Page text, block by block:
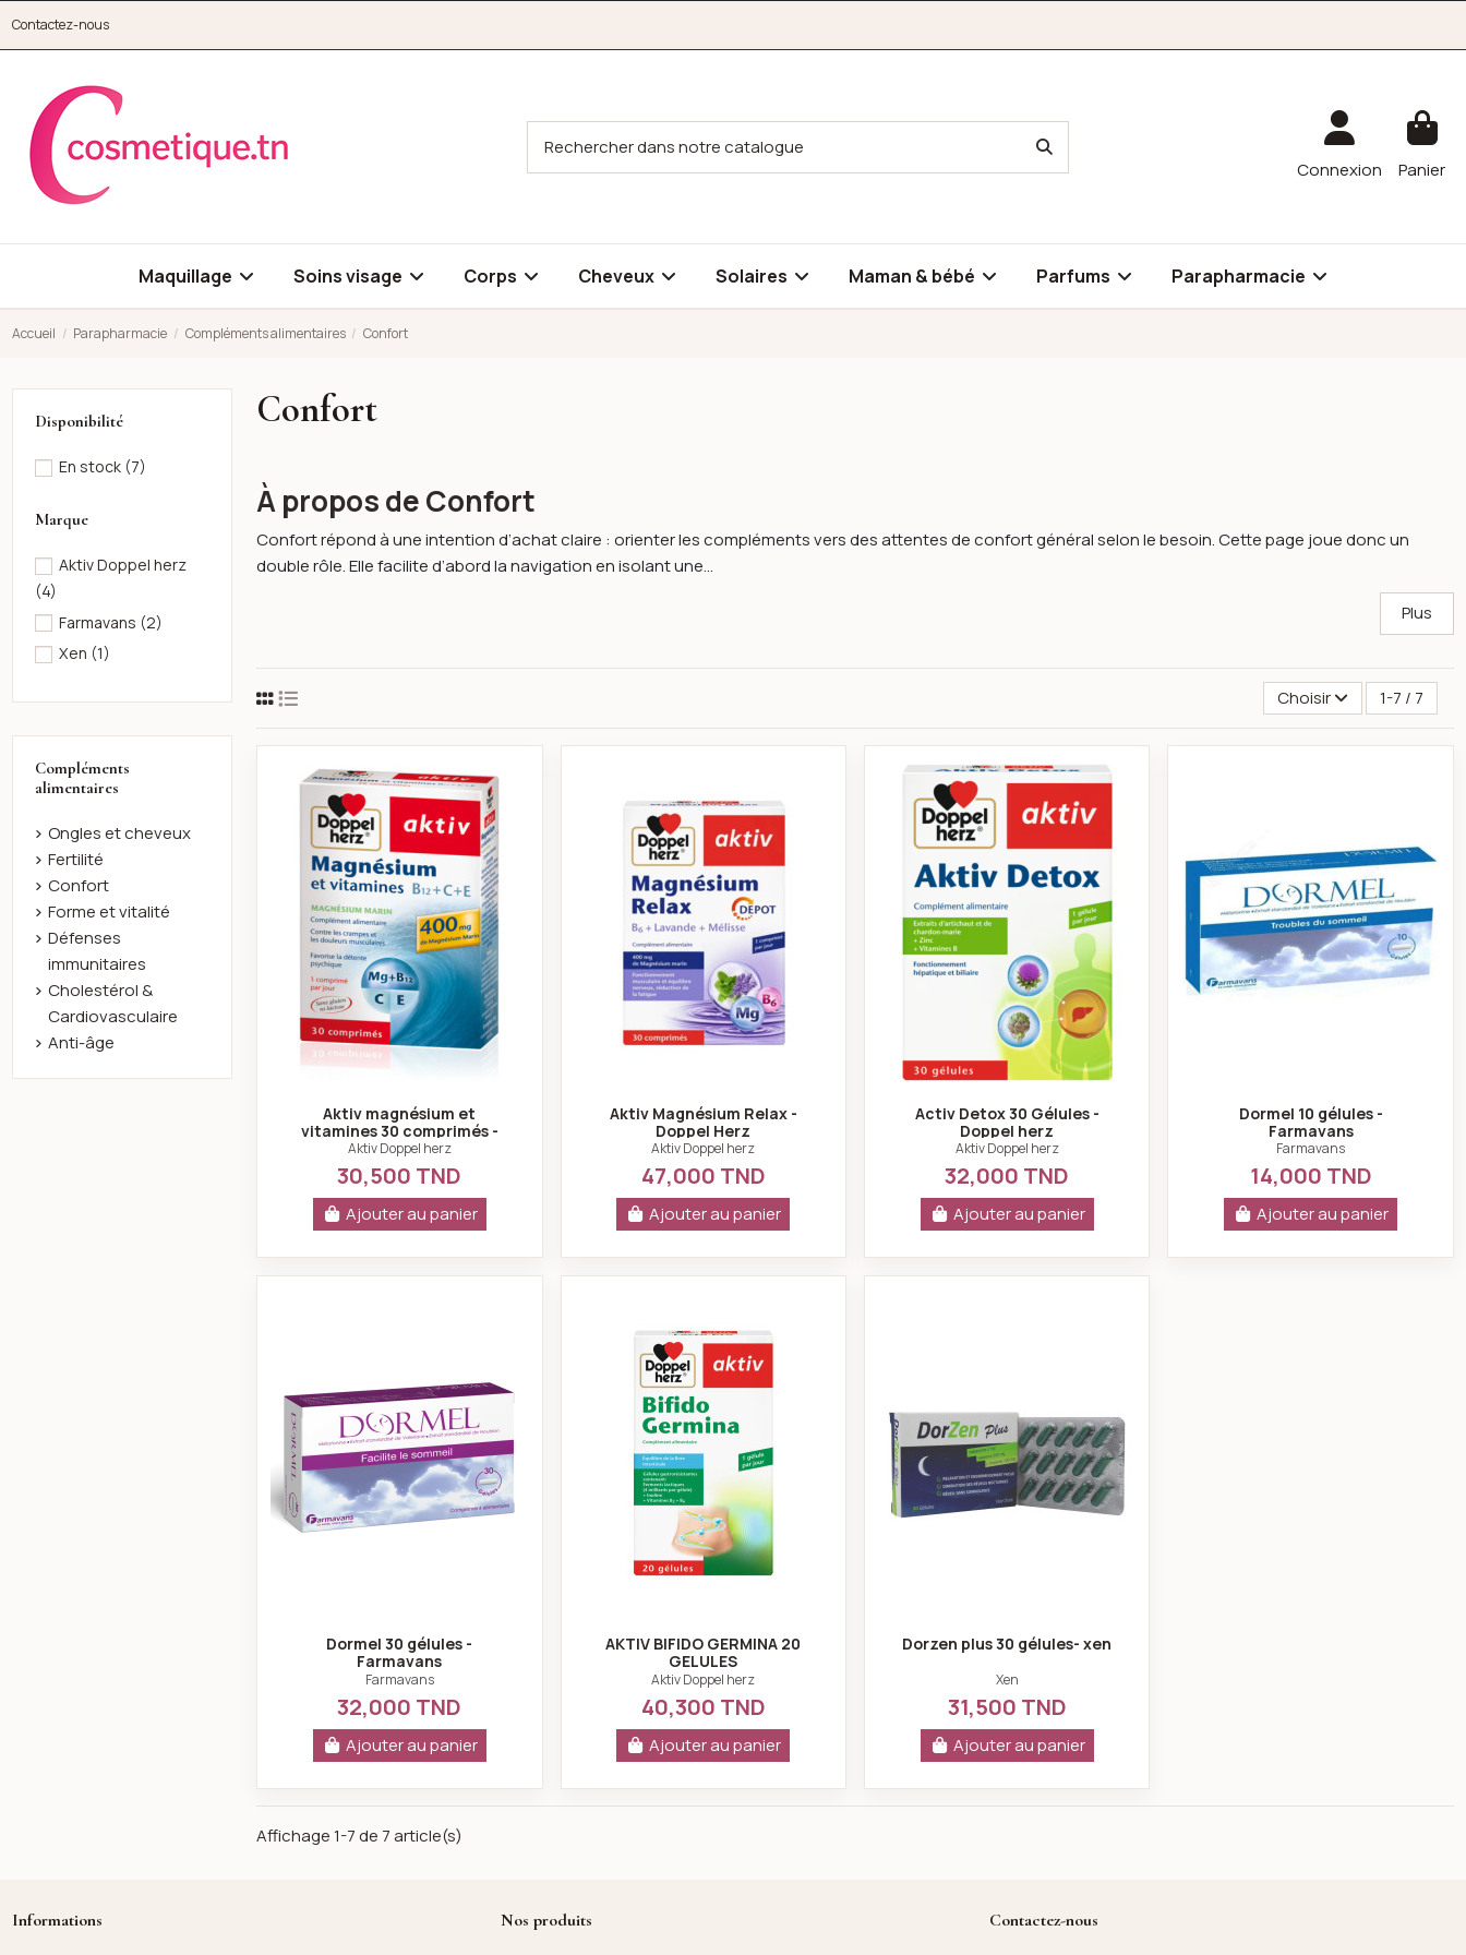
Contactez-nous
Connexion Panier
Maquillage Soins visage Corps Cheveux Solaires Maman & bébé Parfums Parapharmacie
Accueil Parapharmacie Compléments alimentaires Confort
Confort
À propos de Confort
Confort répond à une intention d’achat claire : orienter les compléments vers des attentes de confort général selon le besoin. Cette page joue donc un
double rôle. Elle facilite d’abord la navigation en isolant une...
Plus
Choisir 1-7 / 7
Aktiv magnésium et vitamines 30 comprimés - doppel herz
Aktiv magnésium et
vitamines 30 comprimés -
doppel herz
Aktiv Doppel herz
30,500 TND
Ajouter au panier
Aktiv Magnésium Relax - Doppel Herz
Aktiv Magnésium Relax -
Doppel Herz
Aktiv Doppel herz
47,000 TND
Ajouter au panier
Activ Detox 30 Gélules -Doppel herz
Activ Detox 30 Gélules -
Doppel herz
Aktiv Doppel herz
32,000 TND
Ajouter au panier
Dormel 10 gélules -
Farmavans
Farmavans
14,000 TND
Ajouter au panier
Dormel 30 gélules -
Farmavans
Farmavans
32,000 TND
Ajouter au panier
AKTIV BIFIDO GERMINA 20
GELULES
Aktiv Doppel herz
40,300 TND
Ajouter au panier
Dorzen plus 30 gélules- xen
Xen
31,500 TND
Ajouter au panier
Affichage 1-7 de 7 article(s)
Disponibilité
En stock (7)
Marque
Aktiv Doppel herz
(4)
Farmavans (2)
Xen (1)
Compléments
alimentaires
Ongles et cheveux
Fertilité
Confort
Forme et vitalité
Défenses
immunitaires
Cholestérol &
Cardiovasculaire
Anti-âge
Informations Nos produits Contactez-nous